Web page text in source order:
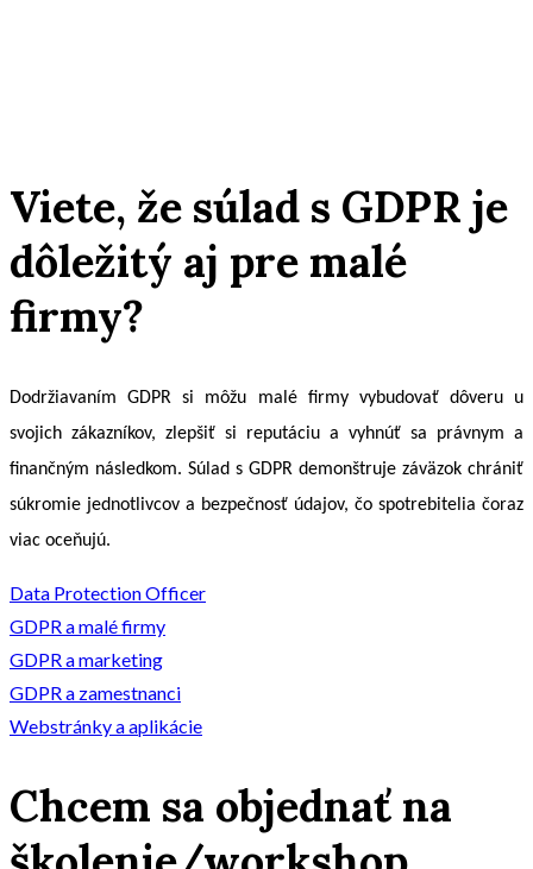
Viete, že súlad s GDPR je
dôležitý aj pre malé
firmy?
Dodržiavaním GDPR si môžu malé firmy vybudovať dôveru u
svojich zákazníkov, zlepšiť si reputáciu a vyhnúť sa právnym a
finančným následkom. Súlad s GDPR demonštruje záväzok chrániť
súkromie jednotlivcov a bezpečnosť údajov, čo spotrebitelia čoraz
viac oceňujú.
Data Protection Officer
GDPR a malé firmy
GDPR a marketing
GDPR a zamestnanci
Webstránky a aplikácie
Chcem sa objednať na